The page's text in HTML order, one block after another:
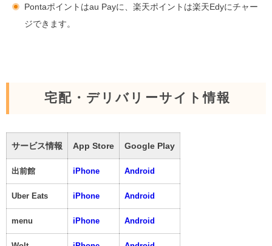
Pontaポイントはau Payに、楽天ポイントは楽天Edyにチャー
ジできます。
宅配・デリバリーサイト情報
サービス情報 App Store Google Play
出前館 iPhone Android
Uber Eats iPhone Android
menu iPhone Android